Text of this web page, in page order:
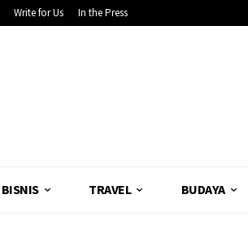
Write for Us In the Press
BISNIS TRAVEL BUDAYA